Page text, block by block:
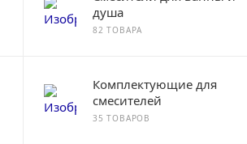
душа
82 ТОВАРА
Комплектующие для
смесителей
35 ТОВАРОВ